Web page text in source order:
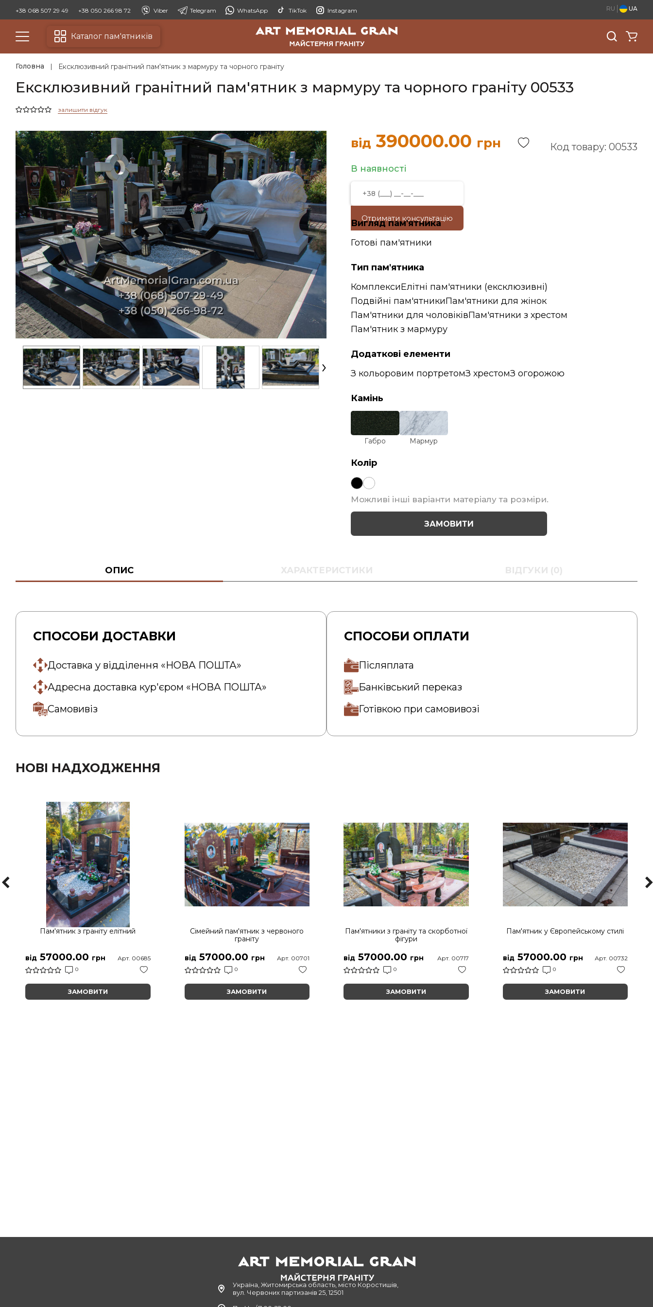
+38 068 507 29 49 +38 050 266 98 72 Viber Telegram WhatsApp TikTok Instagram RU UA
Каталог пам'ятників
Головна Ексклюзивний гранітний пам'ятник з мармуру та чорного граніту
Ексклюзивний гранітний пам'ятник з мармуру та чорного граніту 00533
залишити відгук
від 390000.00 грн Код товару: 00533
В наявності
Отримати консультацію
Вигляд пам'ятника
Готові пам'ятники
Тип пам'ятника
КомплексиЕлітні пам'ятники (ексклюзивні)
Подвійні пам'ятникиПам'ятники для жінок
Пам'ятники для чоловіківПам'ятники з хрестом
Пам'ятник з мармуру
Додаткові елементи
З кольоровим портретомЗ хрестомЗ огорожою
Камінь
Габро Мармур
Колір
Можливі інші варіанти матеріалу та розміри.
ЗАМОВИТИ
ОПИС ХАРАКТЕРИСТИКИ ВІДГУКИ (0)
СПОСОБИ ДОСТАВКИ
Доставка у відділення «НОВА ПОШТА»
Адресна доставка кур'єром «НОВА ПОШТА»
Самовивіз
СПОСОБИ ОПЛАТИ
Післяплата
Банківський переказ
Готівкою при самовивозі
НОВІ НАДХОДЖЕННЯ
Пам'ятник з граніту елітний
від 57000.00 грн
0
Арт. 00685
ЗАМОВИТИ
Сімейний пам'ятник з червоного
граніту
від57000.00 грн
0
Арт. 00701
ЗАМОВИТИ
Пам'ятники з граніту та скорботної
фігури
від 57000.00 грн
0
Арт. 00717
ЗАМОВИТИ
Пам'ятник у Європейському стилі
від57000.00 грн
0
Арт. 00732
ЗАМОВИТИ
Україна, Житомирська область, місто Коростишів,
вул. Червоних партизанів 25, 12501